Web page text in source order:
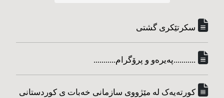
سکرتێکری گشتی
...........په‌یره‌و و پرۆگرام...........
کورته‌یه‌ک له مێژووی سازمانی خه‌بات ی کوردستانی